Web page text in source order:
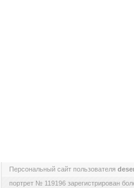
Персональный сайт пользователя
портрет № 119196 зарегистрирован